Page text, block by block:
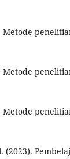
Metode
Metode
Metode
(2023).